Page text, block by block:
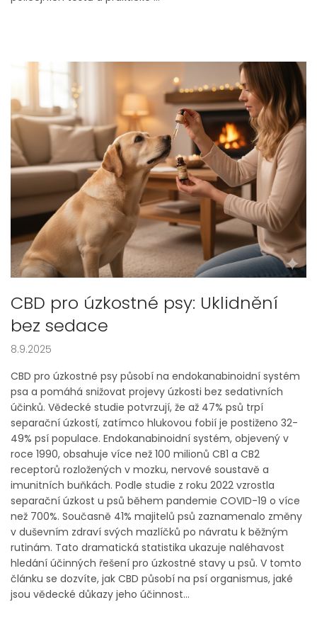
CBD pro úzkostné psy: Uklidnění
bez sedace
8.9.2025
CBD pro úzkostné psy působí na endokanabinoidní systém
psa a pomáhá snižovat projevy úzkosti bez sedativních
účinků. Vědecké studie potvrzují, že až 47% psů trpí
separační úzkostí, zatímco hlukovou fobií je postiženo 32-
49% psí populace. Endokanabinoidní systém, objevený v
roce 1990, obsahuje více než 100 milionů CB1 a CB2
receptorů rozložených v mozku, nervové soustavě a
imunitních buňkách. Podle studie z roku 2022 vzrostla
separační úzkost u psů během pandemie COVID-19 o více
než 700%. Současně 41% majitelů psů zaznamenalo změny
v duševním zdraví svých mazlíčků po návratu k běžným
rutinám. Tato dramatická statistika ukazuje naléhavost
hledání účinných řešení pro úzkostné stavy u psů. V tomto
článku se dozvíte, jak CBD působí na psí organismus, jaké
jsou vědecké důkazy jeho účinnost...